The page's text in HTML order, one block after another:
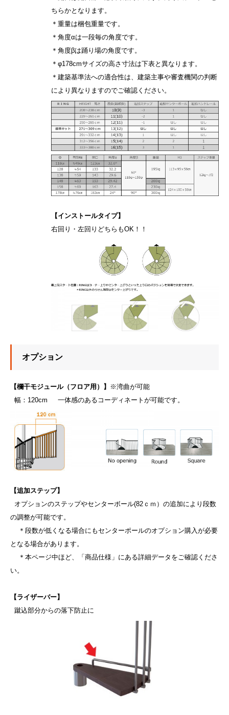
ちらかとなります。
＊重量は梱包重量です。
＊角度αは一段毎の角度です。
＊角度βは踊り場の角度です。
＊φ178cmサイズの高さ寸法は下表と異なります。
＊建築基準法への適合性は、建築主事や審査機関の判断
により異なりますのでご確認ください。
【インストールタイプ】
右回り・左回りどちらもOK！！
オプション
【欄干モジュール（フロア用）】
※湾曲が可能
幅：120cm 一体感のあるコーディネートが可能です。
【追加ステップ】
オプションのステップやセンターボール(82ｃｍ）の追加により段数
の調整が可能です。
＊段数が低くなる場合にもセンターポールのオプション購入が必要
となる場合があります。
＊本ページ中ほど、「商品仕様」にある詳細データをご確認くださ
い。
【ライザーバー】
蹴込部分からの落下防止に